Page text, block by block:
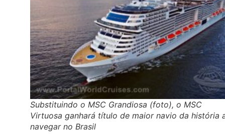
Substituindo o MSC Grandiosa (foto), o MSC
Virtuosa ganhará título de maior navio da história
navegar no Brasil